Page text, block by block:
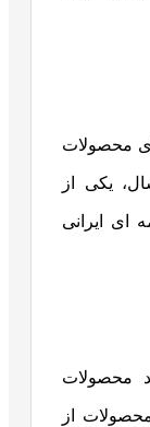
محصولات
یکی از
ای ایرانی
محصولات
از